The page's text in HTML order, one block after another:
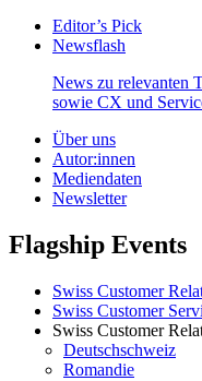
Editor’s Pick
Newsflash
News zu relevanten
sowie CX und
Über uns
Autor:innen
Mediendaten
Newsletter
Flagship Events
Swiss Customer
Swiss Customer
Swiss Customer
Deutschschweiz
Romandie